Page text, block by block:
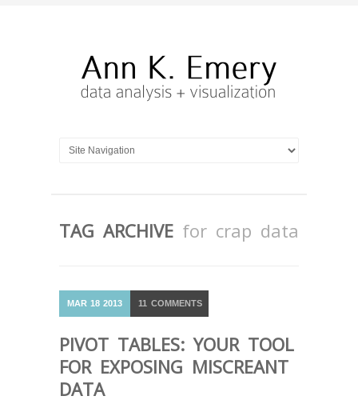
TAG ARCHIVE for crap data
MAR 18 2013 11 COMMENTS
PIVOT TABLES: YOUR TOOL
FOR EXPOSING MISCREANT
DATA